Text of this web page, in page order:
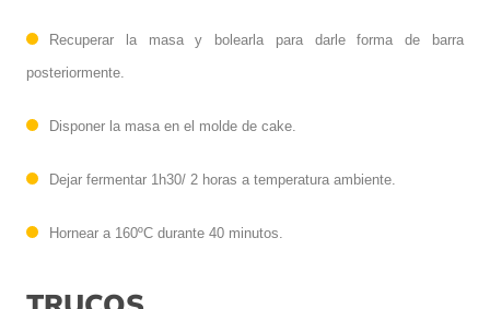
Recuperar la masa y bolearla para darle forma de barra
posteriormente.
Disponer la masa en el molde de cake.
Dejar fermentar 1h30/ 2 horas a temperatura ambiente.
Hornear a 160ºC durante 40 minutos.